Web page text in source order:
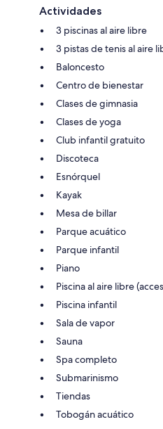
Actividades
3 piscinas al aire libre
3 pistas de tenis al aire
Baloncesto
Centro de bienestar
Clases de gimnasia
Clases de yoga
Club infantil gratuito
Discoteca
Esnórquel
Kayak
Mesa de billar
Parque acuático
Parque infantil
Piano
Piscina al aire libre
Piscina infantil
Sala de vapor
Sauna
Spa completo
Submarinismo
Tiendas
Tobogán acuático